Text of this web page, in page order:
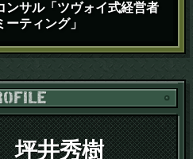
ンサル「ツヴォイ式経営者
ーティング」
坪井秀樹